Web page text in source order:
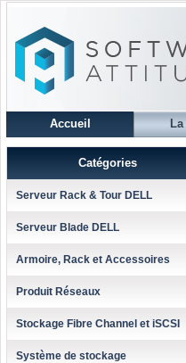
Accueil
Catégories
Serveur Rack & Tour DELL
Serveur Blade DELL
Armoire, Rack et Accessoires
Produit Réseaux
Stockage Fibre Channel et iSCSI
Système de stockage